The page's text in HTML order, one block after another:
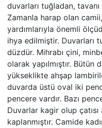
duvarları tuğladan,
Zamanla harap olan
yardımlarıyla önemli
ihya edilmiştir. Duvarları
düzdür. Mihrabı çini,
olarak yapılmıştır.
yükseklikte ahşap
duvarda üstü oval iki
pencere vardır. Bazı
Duvarlar kagir olup
kaplanmıştır. Camide